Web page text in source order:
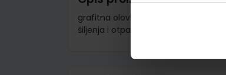
grafitna olovka za dugotrajnu
šiljenja i otpada; ergonomski oblik;